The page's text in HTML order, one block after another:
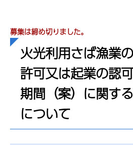
募集は締め切りました。
火光利用さば漁業
許可又は起業の認
期間（案）に関す
について